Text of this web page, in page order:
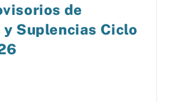
de
Suplencias Ciclo